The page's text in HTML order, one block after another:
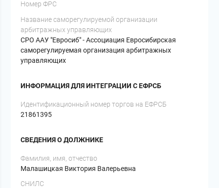
Номер ФРС
Название саморегулируемой организации
арбитражных управляющих
СРО ААУ "Евросиб" - Ассоциация Евросибирская
саморегулируемая организация арбитражных
управляющих
ИНФОРМАЦИЯ ДЛЯ ИНТЕГРАЦИИ С ЕФРСБ
Идентификационный номер торгов на ЕФРСБ
21861395
СВЕДЕНИЯ О ДОЛЖНИКЕ
Фамилия, имя, отчество
Малашицкая Виктория Валерьевна
СНИЛС